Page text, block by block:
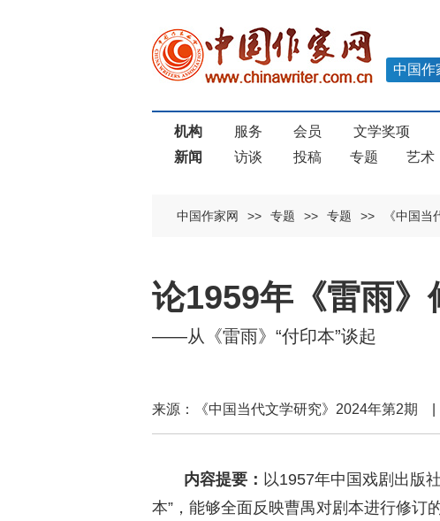
中国作
机构 服务 会员
文学奖项
新闻
访谈 投稿 专题 艺术
中国作家网 >> 专题 >> 专题 >> 《中国当
论1959年《雷雨
——从《雷雨》“付印本”谈起
来源：《中国当代文学研究》2024年第
内容提要： 以1957年中国戏剧出版
本”，能够全面反映曹禺对剧本进行修订